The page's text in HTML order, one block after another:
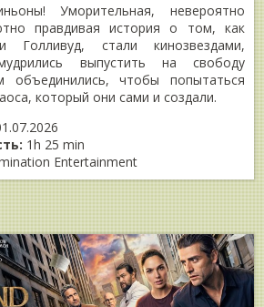
Уморительная, невероятно
правдивая история о том, как
Голливуд, стали кинозвездами,
выпустить на свободу
объединились, чтобы попытаться
который они сами и создали.
1h 25 min
Entertainment